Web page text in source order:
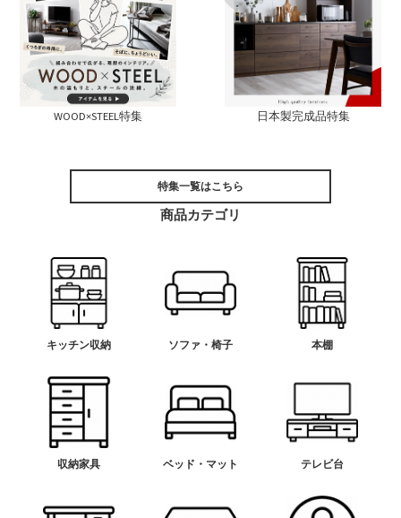
WOOD×STEEL特集 日本製完成品特集
特集一覧はこちら
商品カテゴリ
キッチン収納 ソファ・椅子 本棚
収納家具 ベッド・マット テレビ台